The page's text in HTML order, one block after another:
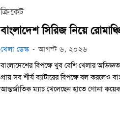
ক্রিকেট
বাংলাদেশ সিরিজ নিয়ে
খেলা ডেস্ক - আগস্ট ৬, ২০২৬
বাংলাদেশের বিপক্ষে খুব বেশি খেলার
প্রায় সব শীর্ষ ব্যাটারের বিপক্ষে বল করলেও
আন্তর্জাতিক ম্যাচ খেলেছেন হাতে গোনা